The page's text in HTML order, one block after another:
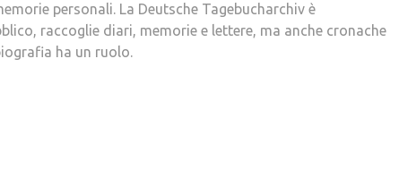
personali. La Deutsche Tagebucharchiv è
raccoglie diari, memorie e lettere, ma anche cronache
ha un ruolo.